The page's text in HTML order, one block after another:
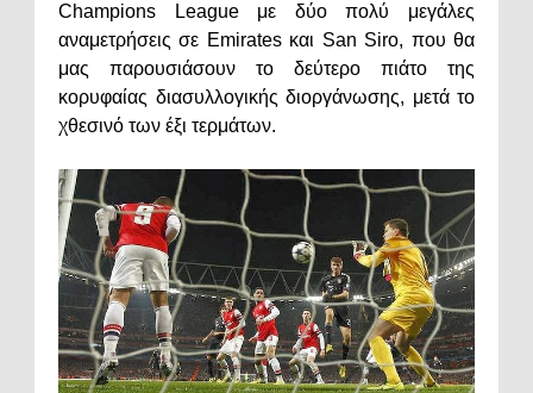
Champions League με δύο πολύ μεγάλες
αναμετρήσεις σε Emirates και San Siro, που θα
μας παρουσιάσουν το δεύτερο πιάτο της
κορυφαίας διασυλλογικής διοργάνωσης, μετά το
χθεσινό των έξι τερμάτων.